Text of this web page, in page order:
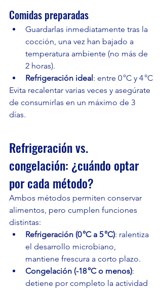
Comidas preparadas
Guardarlas inmediatamente tras la
cocción, una vez han bajado a
temperatura ambiente (no más de
2 horas).
Refrigeración ideal : entre 0 °C y 4 °C
Evita recalentar varias veces y asegúrate
de consumirlas en un máximo de 3
días.
Refrigeración vs.
congelación: ¿cuándo optar
por cada método?
Ambos métodos permiten conservar
alimentos, pero cumplen funciones
distintas:
Refrigeración (0 °C a 5 °C): ralentiza
el desarrollo microbiano,
mantiene frescura a corto plazo.
Congelación (-18 °C o menos):
detiene por completo la actividad